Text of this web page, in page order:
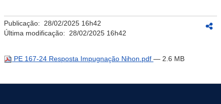
Publicação: 28/02/2025 16h42
Última modificação: 28/02/2025 16h42
PE 167-24 Resposta Impugnação Nihon.pdf — 2.6 MB